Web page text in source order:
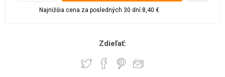
Najnižšia cena za posledných 30 dní:8,40 €
Zdieľať: